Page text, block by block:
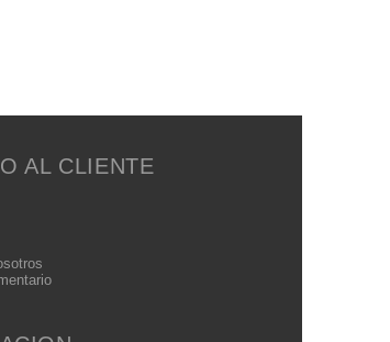
AL CLIENTE